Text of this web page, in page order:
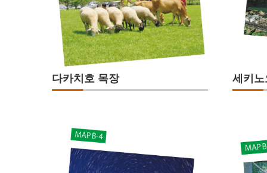
다카치호 목장 세키